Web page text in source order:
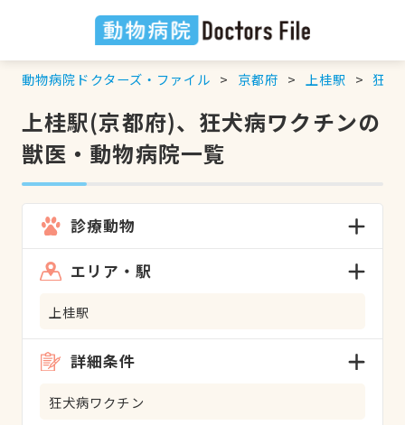
動物病院ドクターズ・ファイル 京都府 上桂駅 狂犬
上桂駅(京都府)、狂犬病ワクチンの
獣医・動物病院一覧
診療動物
エリア・駅
上桂駅
詳細条件
狂犬病ワクチン